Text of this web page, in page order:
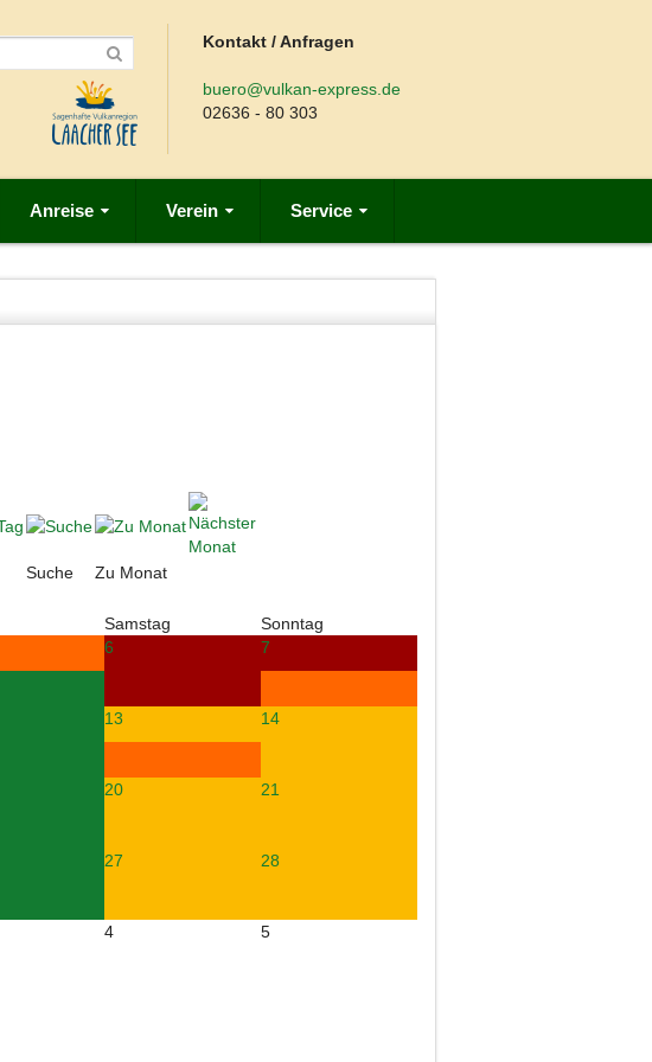
Kontakt / Anfragen
buero@vulkan-express.de
02636 - 80 303
Anreise Verein Service
Suche
Zu Monat
Samstag
Sonntag
6 7
13 14
20 21
27 28
4 5